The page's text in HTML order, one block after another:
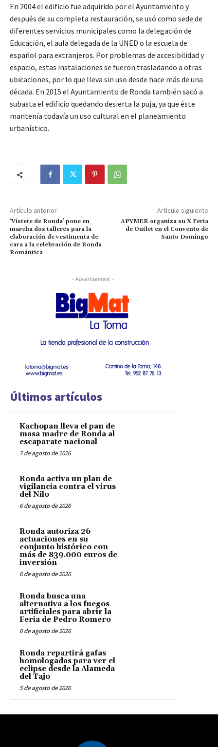
En 2004 el edificio fue adquirido por el Ayuntamiento y
después de su completa restauración, se usó como sede de
diferentes servicios municipales como la delegación de
Educación, el aula delegada de la UNED o la escuela de
español para extranjeros. Por problemas de accesibilidad y
espacio, estas instalaciones se fueron trasladando a otras
ubicaciones, por lo que lleva sin uso desde hace más de una
década. En 2015 el Ayuntamiento de Ronda también sacó a
subasta el edificio quedando desierta la puja, ya que éste
mantenía todavía un uso cultural en el planeamiento
urbanístico.
Artículo anterior
‘Vístete de Ronda’ pone en
marcha dos talleres para la
elaboración de vestimenta de
cara a la celebración de Ronda
Romántica
Artículo siguiente
APYMER organiza su X Feria
de Outlet en el Convento de
Santo Domingo
- Advertisement -
Últimos artículos
Kachopan lleva el pan de
masa madre de Ronda al
escaparate nacional
7 de agosto de 2026
Ronda activa un plan de
vigilancia contra el virus
del Nilo
6 de agosto de 2026
Ronda autoriza 26
actuaciones en su
conjunto histórico con
más de 839.000 euros de
inversión
6 de agosto de 2026
Ronda busca una
alternativa a los fuegos
artificiales para abrir la
Feria de Pedro Romero
6 de agosto de 2026
Ronda repartirá gafas
homologadas para ver el
eclipse desde la Alameda
del Tajo
5 de agosto de 2026